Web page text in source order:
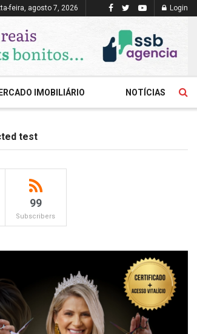
feira, agosto 7, 2026 Login
IMOBILIÁRIO NOTÍCIAS
test
99
Subscribers